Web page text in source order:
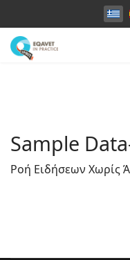
Sample
Ροή Ειδήσεων Χωρίς